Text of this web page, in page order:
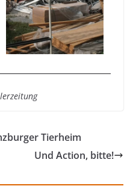
Tierheim
Und Action, bitte!